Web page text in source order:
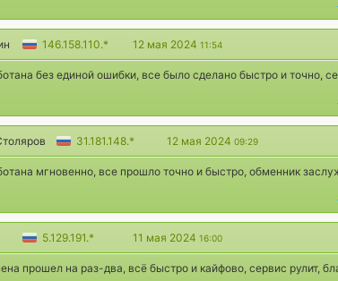
146.158.110.* 12 мая 2024 11:54
без единой ошибки, все было сделано быстро и точно,
31.181.148.* 12 мая 2024 09:29
мгновенно, все прошло точно и быстро, обменник
5.129.191.* 11 мая 2024 16:00
прошел на раз-два, всё быстро и кайфово, сервис рулит,